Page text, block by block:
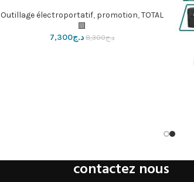
Outillage électroportatif, promotion,TOTAL
🟩
د.ج8,300 د.ج7,300
contactez nous